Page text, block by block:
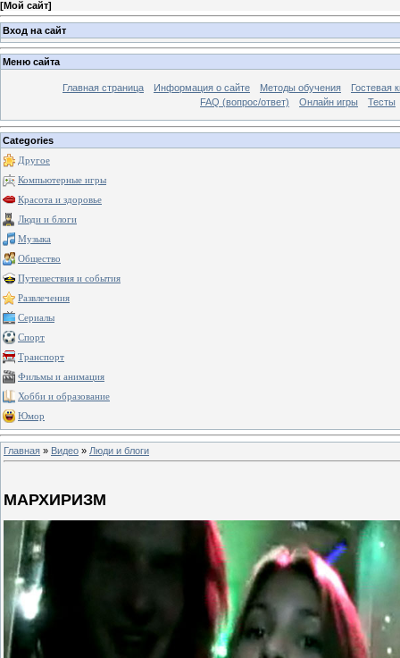
[Мой сайт]
Вход на сайт
Меню сайта
Главная страница Информация о сайте Методы обучения
Гостевая
FAQ (вопрос/ответ)
Онлайн игры Тесты
Categories
Другое
Компьютерные игры
Красота и здоровье
Люди и блоги
Музыка
Общество
Путешествия и события
Развлечения
Сериалы
Спорт
Транспорт
Фильмы и анимация
Хобби и образование
Юмор
Главная » Видео » Люди и блоги
МАРХИРИЗМ